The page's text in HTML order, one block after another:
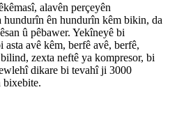
alavên perçeyên
hundurîn ên hundurîn kêm bikin, da
û pêbawer. Yekîneyê bi
asta avê kêm, berfê avê, berfê,
zexta neftê ya kompresor, bi
dikare bi tevahî ji 3000
bixebite.